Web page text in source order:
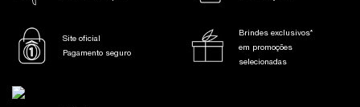
Site oficial
Pagamento seguro
Brindes exclusivos*
em promoções
selecionadas